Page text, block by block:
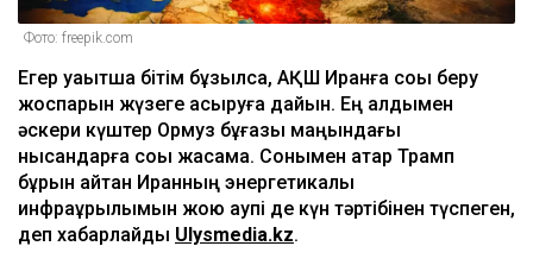
Фото: freepik.com
Егер уақытша бітім бұзылса, АҚШ Иранға соққы беру
жоспарын жүзеге асыруға дайын. Ең алдымен
әскери күштер Ормуз бұғазы маңындағы
нысандарға соққы жасамақ. Сонымен қатар Трамп
бұрын айтқан Иранның энергетикалық
инфрақұрылымын жою қаупі де күн тәртібінен түспеген,
деп хабарлайды Ulysmedia.kz.